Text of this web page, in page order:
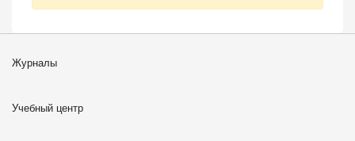
Журналы
Учебный центр